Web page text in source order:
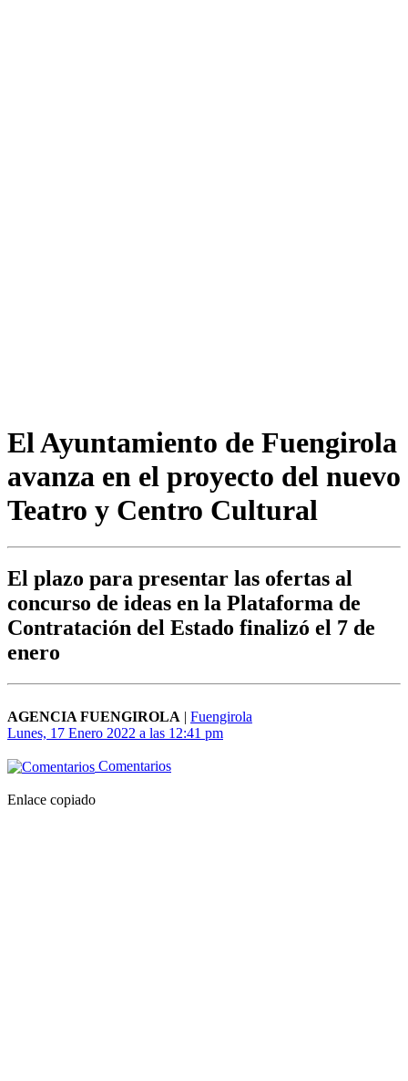
El Ayuntamiento de Fuengirola
avanza en el proyecto del nuevo
Teatro y Centro Cultural
El plazo para presentar las ofertas al
concurso de ideas en la Plataforma de
Contratación del Estado finalizó el 7 de
enero
AGENCIA FUENGIROLA | Fuengirola
Lunes, 17 Enero 2022 a las 12:41 pm
Comentarios
Enlace copiado